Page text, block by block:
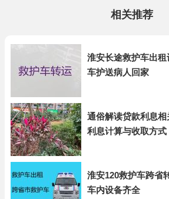
相关推荐
淮安长途救护车出
车护送病人回家
通俗解读贷款利息
利息计算与收取方式
淮安120救护车跨省
车内设备齐全